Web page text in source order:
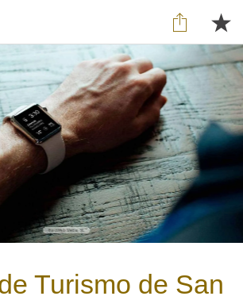
Turismo de San